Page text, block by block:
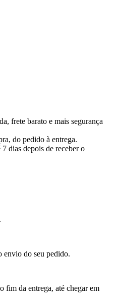
frete barato e mais segurança
do pedido à entrega.
7 dias depois de receber o
envio do seu pedido.
fim da entrega, até chegar em